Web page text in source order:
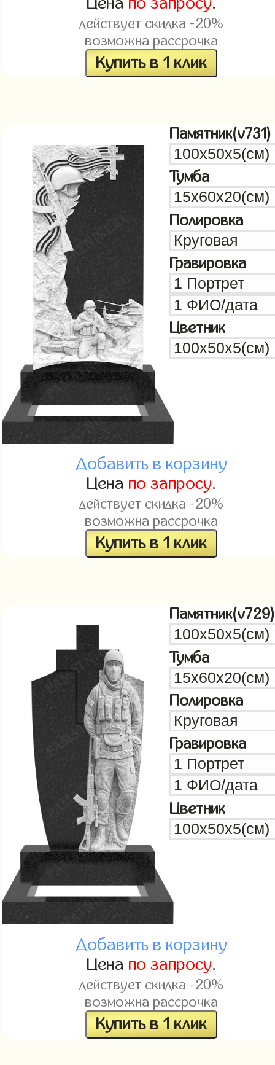
действует скидка -20%
возможна рассрочка
Купить в 1 клик
Памятник(v731)
Тумба
Полировка
Гравировка
Цветник
Добавить в корзину
Цена по запросу.
действует скидка -20%
возможна рассрочка
Купить в 1 клик
Памятник(v729)
Тумба
Полировка
Гравировка
Цветник
Добавить в корзину
Цена по запросу.
действует скидка -20%
возможна рассрочка
Купить в 1 клик